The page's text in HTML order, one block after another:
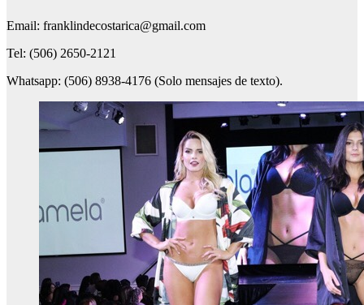
Email: franklindecostarica@gmail.com
Tel: (506) 2650-2121
Whatsapp: (506) 8938-4176 (Solo mensajes de texto).